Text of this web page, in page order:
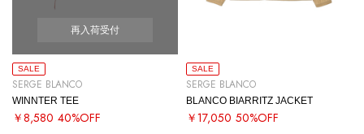
再入荷受付
SALE
SERGE BLANCO
WINNTER TEE
￥8,580 40%OFF
SALE
SERGE BLANCO
BLANCO BIARRITZ JACKET
￥17,050 50%OFF